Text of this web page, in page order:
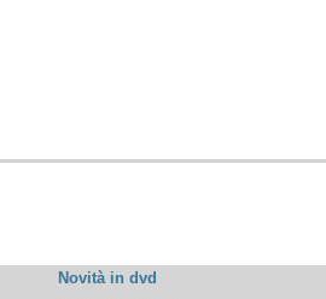
Novità in dvd